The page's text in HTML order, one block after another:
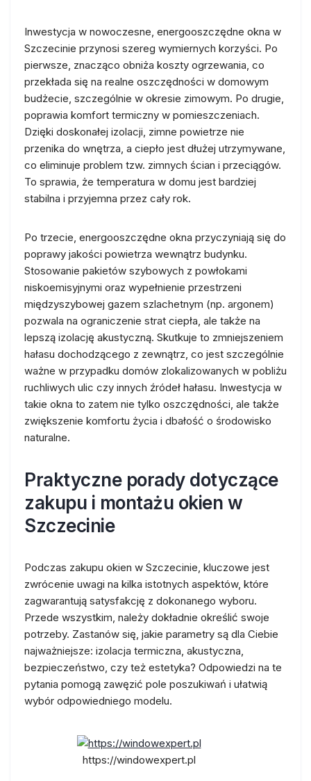
Inwestycja w nowoczesne, energooszczędne okna w
Szczecinie przynosi szereg wymiernych korzyści. Po
pierwsze, znacząco obniża koszty ogrzewania, co
przekłada się na realne oszczędności w domowym
budżecie, szczególnie w okresie zimowym. Po drugie,
poprawia komfort termiczny w pomieszczeniach.
Dzięki doskonałej izolacji, zimne powietrze nie
przenika do wnętrza, a ciepło jest dłużej utrzymywane,
co eliminuje problem tzw. zimnych ścian i przeciągów.
To sprawia, że temperatura w domu jest bardziej
stabilna i przyjemna przez cały rok.
Po trzecie, energooszczędne okna przyczyniają się do
poprawy jakości powietrza wewnątrz budynku.
Stosowanie pakietów szybowych z powłokami
niskoemisyjnymi oraz wypełnienie przestrzeni
międzyszybowej gazem szlachetnym (np. argonem)
pozwala na ograniczenie strat ciepła, ale także na
lepszą izolację akustyczną. Skutkuje to zmniejszeniem
hałasu dochodzącego z zewnątrz, co jest szczególnie
ważne w przypadku domów zlokalizowanych w pobliżu
ruchliwych ulic czy innych źródeł hałasu. Inwestycja w
takie okna to zatem nie tylko oszczędności, ale także
zwiększenie komfortu życia i dbałość o środowisko
naturalne.
Praktyczne porady dotyczące
zakupu i montażu okien w
Szczecinie
Podczas zakupu okien w Szczecinie, kluczowe jest
zwrócenie uwagi na kilka istotnych aspektów, które
zagwarantują satysfakcję z dokonanego wyboru.
Przede wszystkim, należy dokładnie określić swoje
potrzeby. Zastanów się, jakie parametry są dla Ciebie
najważniejsze: izolacja termiczna, akustyczna,
bezpieczeństwo, czy też estetyka? Odpowiedzi na te
pytania pomogą zawęzić pole poszukiwań i ułatwią
wybór odpowiedniego modelu.
https://windowexpert.pl